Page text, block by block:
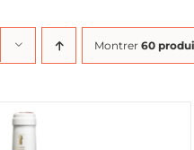
Montrer 60